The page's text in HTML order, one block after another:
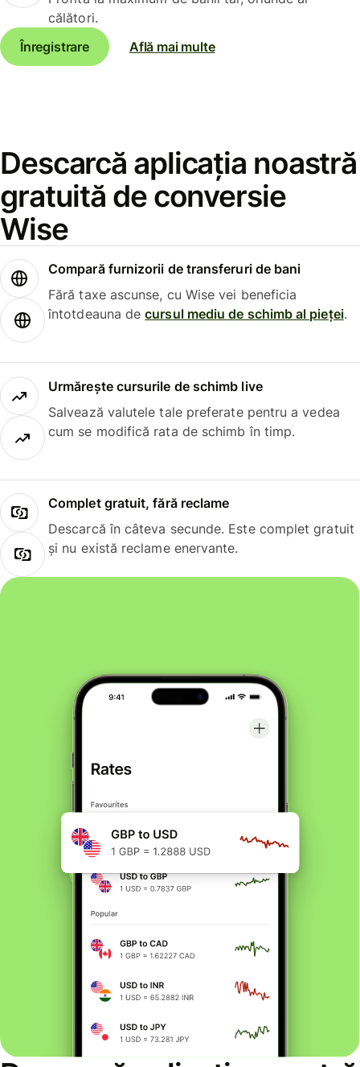
călători.
Înregistrare
Află mai multe
Descarcă aplicația noastră
gratuită de conversie
Wise
Compară furnizorii de transferuri de bani
Fără taxe ascunse, cu Wise vei beneficia
întotdeauna decursul mediu de schimb al pieței.
Urmărește cursurile de schimb live
Salvează valutele tale preferate pentru a vedea
cum se modifică rata de schimb în timp.
Complet gratuit, fără reclame
Descarcă în câteva secunde. Este complet gratuit
și nu există reclame enervante.